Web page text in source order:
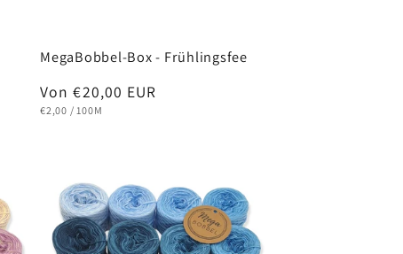
MegaBobbel-Box - Frühlingsfee
Normaler
Preis
Von €20,00 EUR
GRUNDPREIS
€2,00 / PRO
100M